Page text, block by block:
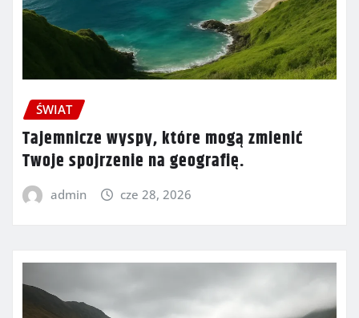
ŚWIAT
Tajemnicze wyspy, które mogą zmienić
Twoje spojrzenie na geografię.
admin cze 28, 2026